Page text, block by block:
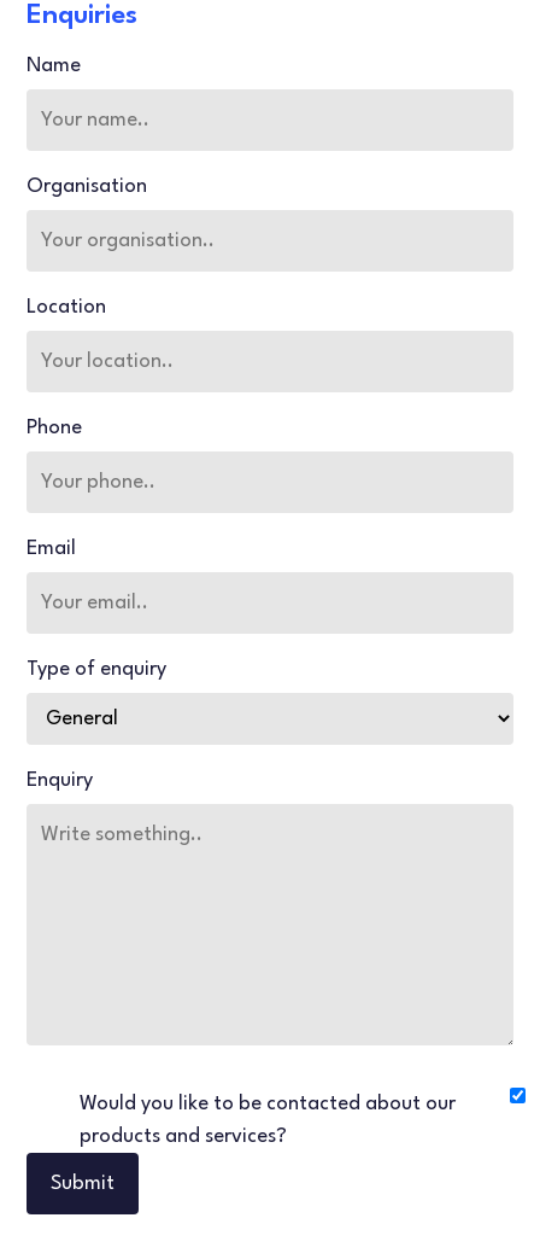
Enquiries
Name
Organisation
Location
Phone
Email
Type of enquiry
Enquiry
Would you like to be contacted about our
products and services?